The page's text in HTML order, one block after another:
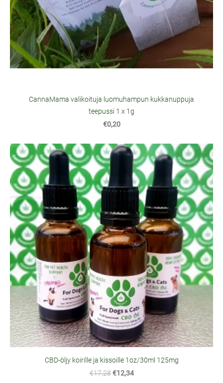
CannaMama valikoituja luomuhampun kukkanuppuja
teepussi 1 x 1g
€0,20
CBD-öljy koirille ja kissoille 1oz/30ml 125mg
€17,28 €12,34